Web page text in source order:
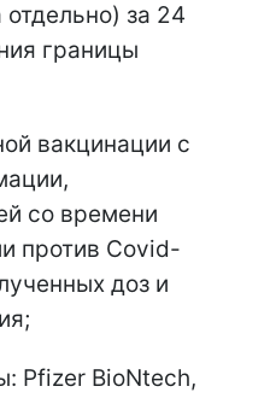
за 24
границы
вакцинации с
со времени
против Covid-
доз и
Pfizer BioNtech,